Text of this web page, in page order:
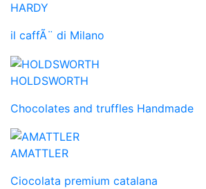
HARDY
il caffÃ¨ di Milano
HOLDSWORTH
Chocolates and truffles Handmade
AMATTLER
Ciocolata premium catalana